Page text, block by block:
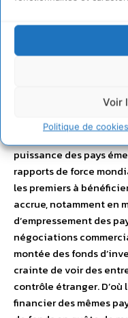
Voir
Politique de cookies
du Nord y ont aussi
d’achat. Mais en
nombreuse et peu
travail, les pays
les salaires du Nord. Si
de leur présence
richesses que nourrit
fortement à cette
puissance des pays
rapports de force
les premiers à
accrue, notamment en
d’empressement des
négociations
montée des fonds
crainte de voir des
contrôle étranger.
financier des mêmes